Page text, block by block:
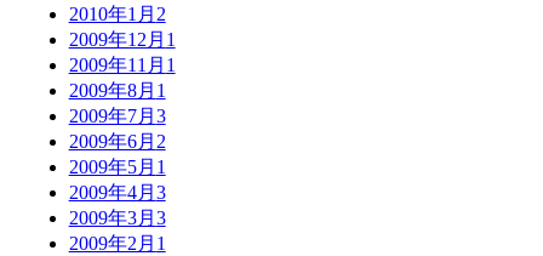
2010年1月 2
2009年12月 1
2009年11月 1
2009年8月 1
2009年7月 3
2009年6月 2
2009年5月 1
2009年4月 3
2009年3月 3
2009年2月 1